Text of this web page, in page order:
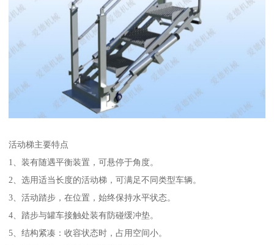
活动梯主要特点
1、装有随遇平衡装置，可悬停于角度。
2、选用适当长度的活动梯，可满足不同类型车辆。
3、活动踏步，在位置，始终保持水平状态。
4、踏步与罐车接触处装有防碰缓冲垫。
5、结构紧凑：收容状态时，占用空间小。